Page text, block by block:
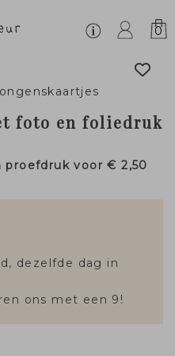
0
foto en foliedruk
proefdruk voor€ 2,50
dezelfde dag in
ons met een 9!